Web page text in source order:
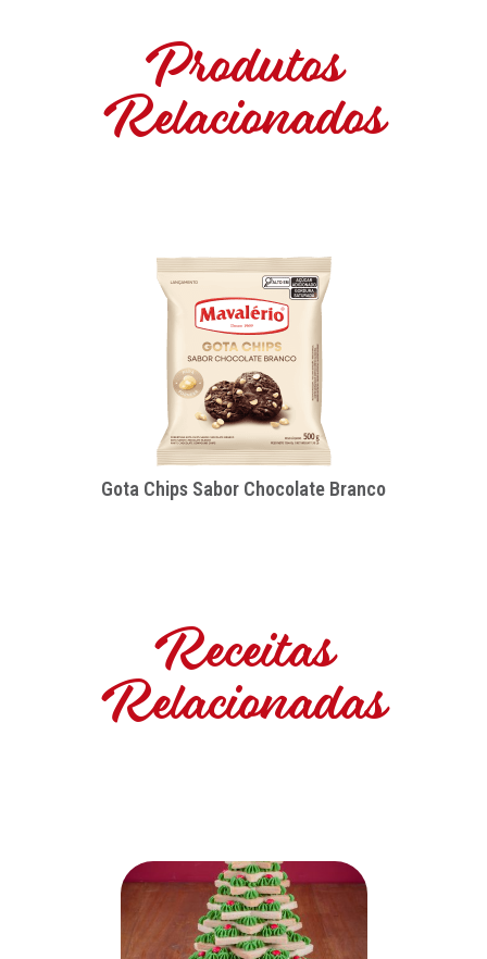
Produtos
Relacionados
Gota Chips Sabor Chocolate Branco
Receitas
Relacionadas